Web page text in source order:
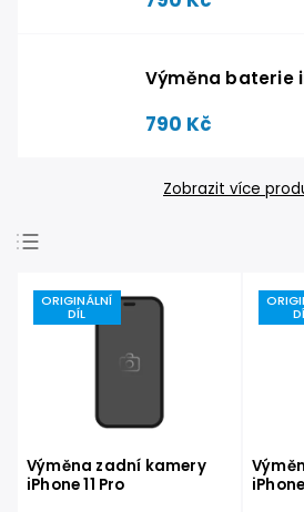
Výměna baterie
790 Kč
Zobrazit více
Nejdražší
Nejprodávanější
ORIGINÁLNÍ
DÍL
Výměna zadní kamery
iPhone 11 Pro
iPhone